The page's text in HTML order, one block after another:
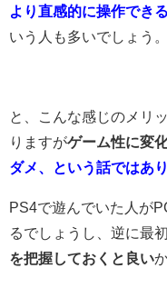
より直感的に操作できる
いう人も多いでしょう。
と、こんな感じのメリ
りますがゲーム性に変
ダメ、という話ではあ
PS4で遊んでいた人が
るでしょうし、逆に最
を把握しておくと良い